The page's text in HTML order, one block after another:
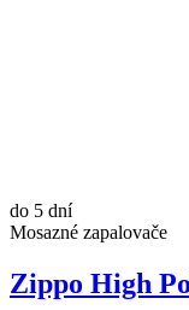
do 5 dní
Mosazné zapalovače
Zippo High